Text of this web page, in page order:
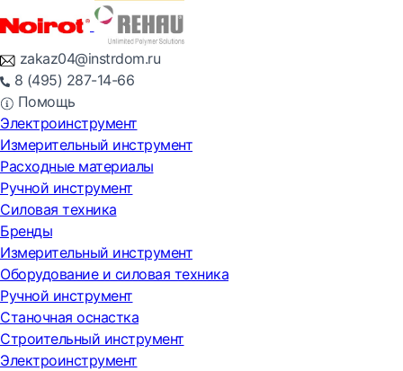
zakaz04@instrdom.ru
8 (495) 287-14-66
Помощь
Электроинструмент
Измерительный инструмент
Расходные материалы
Ручной инструмент
Силовая техника
Бренды
Измерительный инструмент
Оборудование и силовая техника
Ручной инструмент
Станочная оснастка
Строительный инструмент
Электроинструмент